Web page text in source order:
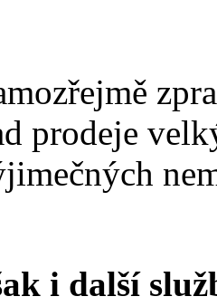
prodeje
i další